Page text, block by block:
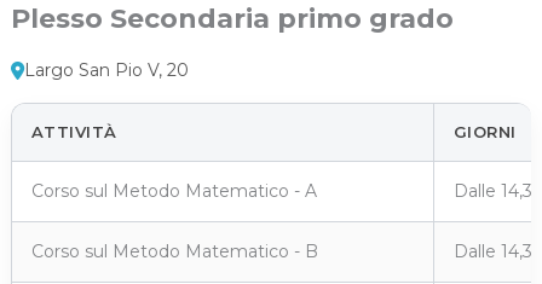
Plesso Secondaria primo grado
Largo San Pio V, 20
ATTIVITÀ GIORNI
Corso sul Metodo Matematico - A Dalle
Corso sul Metodo Matematico - B Dalle